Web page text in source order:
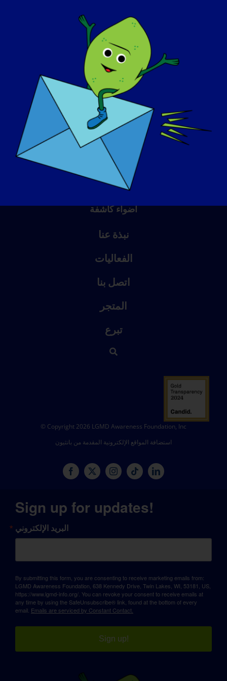
يوم التوعية
قاعدة المعرفة
أضواء كاشفة
نبذة عنا
الفعاليات
اتصل بنا
المتجر
تبرع
© Copyright 2026 LGMD Awareness Foundation, Inc
استضافة المواقع الإلكترونية المقدمة من بانثيون
Sign up for updates!
البريد الإلكتروني
By submitting this form, you are consenting to receive marketing emails from:
LGMD Awareness Foundation, 638 Kennedy Drive, Twin Lakes, WI, 53181, US,
https://www.lgmd-info.org/. You can revoke your consent to receive emails at
any time by using the SafeUnsubscribe® link, found at the bottom of every
email. Emails are serviced by Constant Contact.
Sign up!